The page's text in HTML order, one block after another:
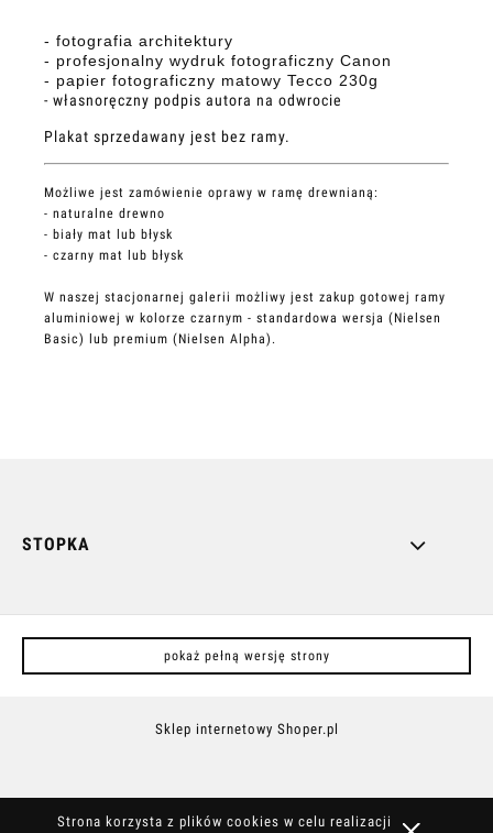
Strona korzysta z plików cookies w celu realizacji
- fotografia architektury
- profesjonalny wydruk fotograficzny Canon
- papier fotograficzny matowy Tecco 230g
- własnoręczny podpis autora na odwrocie
Plakat sprzedawany jest bez ramy.
Możliwe jest zamówienie oprawy w ramę drewnianą:
- naturalne drewno
- biały mat lub błysk
- czarny mat lub błysk
W naszej stacjonarnej galerii możliwy jest zakup gotowej ramy
aluminiowej w kolorze czarnym - standardowa wersja (Nielsen
Basic) lub premium (Nielsen Alpha).
STOPKA
pokaż pełną wersję strony
Sklep internetowy Shoper.pl